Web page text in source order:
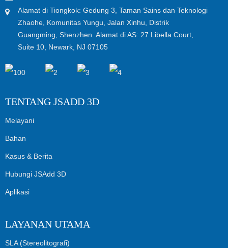
Alamat di Tiongkok: Gedung 3, Taman Sains dan Teknologi
Zhaohe, Komunitas Yungu, Jalan Xinhu, Distrik
Guangming, Shenzhen. Alamat di AS: 27 Libella Court,
Suite 10, Newark, NJ 07105
TENTANG JSADD 3D
Melayani
Bahan
Kasus & Berita
Hubungi JSAdd 3D
Aplikasi
LAYANAN UTAMA
SLA (Stereolitografi)